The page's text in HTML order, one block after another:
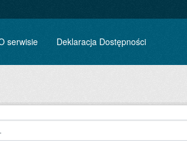
serwisie Deklaracja Dostępności